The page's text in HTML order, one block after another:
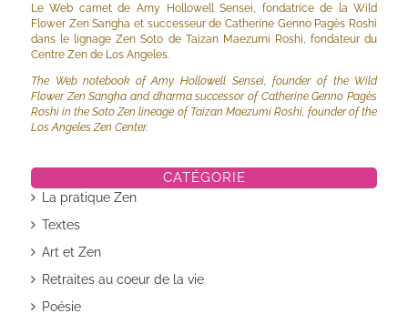
Le Web carnet de Amy Hollowell Sensei, fondatrice de la Wild
Flower Zen Sangha et successeur de Catherine Genno Pagès Roshi
dans le lignage Zen Soto de Taizan Maezumi Roshi, fondateur du
Centre Zen de Los Angeles.
The Web notebook of Amy Hollowell Sensei, founder of the Wild
Flower Zen Sangha and dharma successor of Catherine Genno Pagès
Roshi in the Soto Zen lineage of Taizan Maezumi Roshi, founder of the
Los Angeles Zen Center.
CATÉGORIE
La pratique Zen
Textes
Art et Zen
Retraites au coeur de la vie
Poésie